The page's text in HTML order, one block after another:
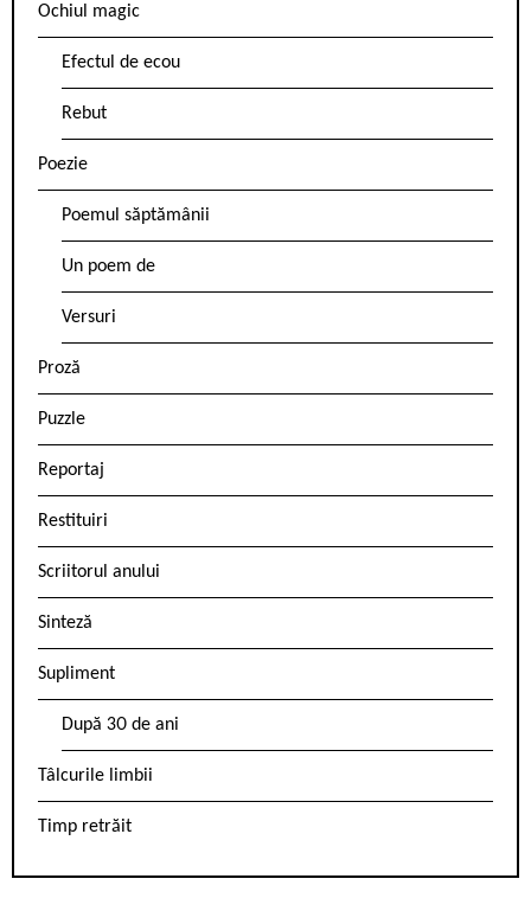
Ochiul magic
Efectul de ecou
Rebut
Poezie
Poemul săptămânii
Un poem de
Versuri
Proză
Puzzle
Reportaj
Restituiri
Scriitorul anului
Sinteză
Supliment
După 30 de ani
Tâlcurile limbii
Timp retrăit